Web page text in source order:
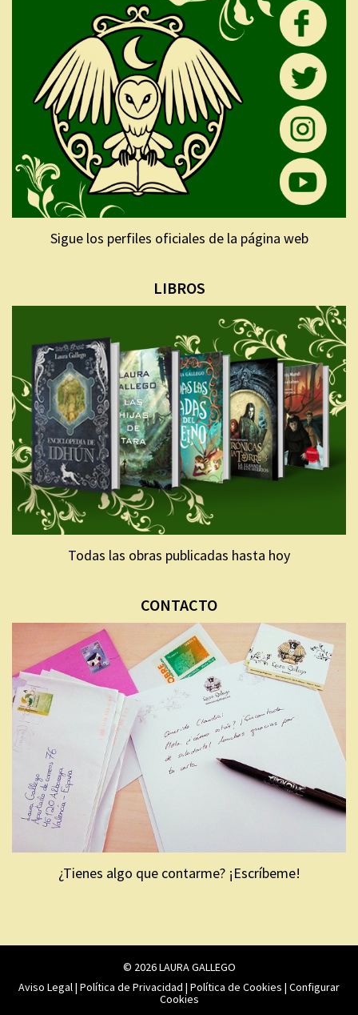
Sigue los perfiles oficiales de la página web
LIBROS
Todas las obras publicadas hasta hoy
CONTACTO
¿Tienes algo que contarme? ¡Escríbeme!
© 2026 LAURA GALLEGO
Aviso Legal| Política de Privacidad | Política de Cookies | Configurar
Cookies